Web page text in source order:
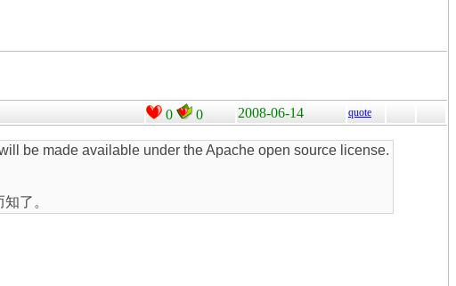
0 0 2008-06-14 quote
be made available under the Apache open source license.
了。